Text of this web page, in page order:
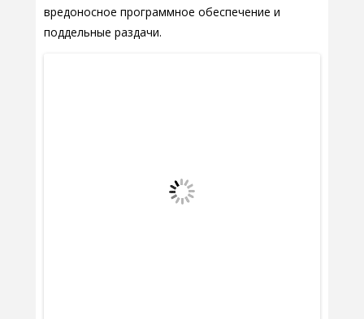
вредоносное программное обеспечение и
поддельные раздачи.